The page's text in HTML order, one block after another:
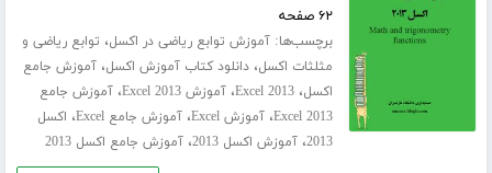
۶۲ صفحه
برچسب‌ها:آموزش توابع ریاضی در اکسل، توابع ریاضی و
مثلثات اکسل،دانلود کتاب آموزش اکسل،آموزش جامع
اکسل،Excel 2013،آموزش Excel 2013 ،آموزش جامع
Excel 2013،آموزش Excel ،آموزش جامع Excel ، اکسل
2013،آموزش اکسل 2013 ،آموزش جامع اکسل 2013